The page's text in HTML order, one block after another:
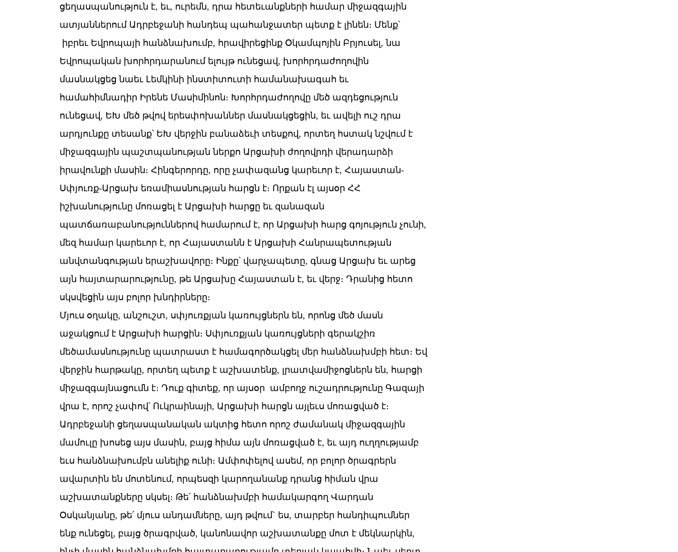
ցեղասպանություն է, եւ, ուրեմն, դրա հետեւանքների համար միջազգային
ատյաններում Ադրբեջանի հանդեպ պահանջատեր պետք է լինեն։ Մենք՝
իբրեւ Եվրոպայի հանձնախումբ, հրավիրեցինք Օկամպոյին Բրյուսել, նա
Եվրոպական խորհրդարանում ելույթ ունեցավ, խորհրդաժողովին
մասնակցեց նաեւ Լեմկինի ինստիտուտի համանախագահ եւ
համահիմնադիր Իրենե Մասիմինոն։ Խորհրդաժողովը մեծ ազդեցություն
ունեցավ, ԵԽ մեծ թվով երեսփոխաններ մասնակցեցին, եւ ավելի ուշ դրա
արդյունքը տեսանք՝ ԵԽ վերջին բանաձեւի տեսքով, որտեղ հստակ նշվում է
միջազգային պաշտպանության ներքո Արցախի ժողովրդի վերադարձի
իրավունքի մասին։ Հինգերորդը, որը չափազանց կարեւոր է, Հայաստան-
Սփյուռք-Արցախ եռամիասնության հարցն է։ Որքան էլ այսօր ՀՀ
իշխանությունը մոռացել է Արցախի հարցը եւ զանազան
պատճառաբանություններով համարում է, որ Արցախի հարց գոյություն չունի,
մեզ համար կարեւոր է, որ Հայաստանն է Արցախի Հանրապետության
անվտանգության երաշխավորը։ Ինքը՝ վարչապետը, գնաց Արցախ եւ արեց
այն հայտարարությունը, թե Արցախը Հայաստան է, եւ վերջ։ Դրանից հետո
սկսվեցին այս բոլոր խնդիրները։
Մյուս օղակը, անշուշտ, սփյուռքյան կառույցներն են, որոնց մեծ մասն
աջակցում է Արցախի հարցին։ Սփյուռքյան կառույցների գերակշիռ
մեծամասնությունը պատրաստ է համագործակցել մեր հանձնախմբի հետ։ Եվ
վերջին հարթակը, որտեղ պետք է աշխատենք, լրատվամիջոցներն են, հարցի
միջազգայնացումն է։ Դուք գիտեք, որ այսօր ամբողջ ուշադրությունը Գազայի
վրա է, որոշ չափով՝ Ուկրաինայի, Արցախի հարցն այլեւս մոռացված է։
Ադրբեջանի ցեղասպանական ակտից հետո որոշ ժամանակ միջազգային
մամուլը խոսեց այս մասին, բայց հիմա այն մոռացված է, եւ այդ ուղղությամբ
եւս հանձնախումբն անելիք ունի։ Ամփոփելով ասեմ, որ բոլոր ծրագրերն
ավարտին են մոտենում, որպեսզի կարողանանք դրանց հիման վրա
աշխատանքները սկսել։ Թե՛ հանձնախմբի համակարգող Վարդան
Օսկանյանը, թե՛ մյուս անդամները, այդ թվում` ես, տարբեր հանդիպումներ
ենք ունեցել, բայց ծրագրված, կանոնավոր աշխատանքը մոտ է մեկնարկին,